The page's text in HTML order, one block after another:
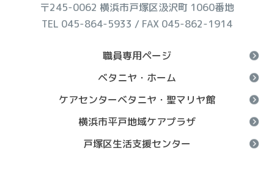
〒245-0062 横浜市戸塚区汲沢町 1060番地
TEL 045-864-5933 / FAX 045-862-1914
職員専用ページ
ベタニヤ・ホーム
ケアセンターベタニヤ・聖マリヤ館
横浜市平戸地域ケアプラザ
戸塚区生活支援センター